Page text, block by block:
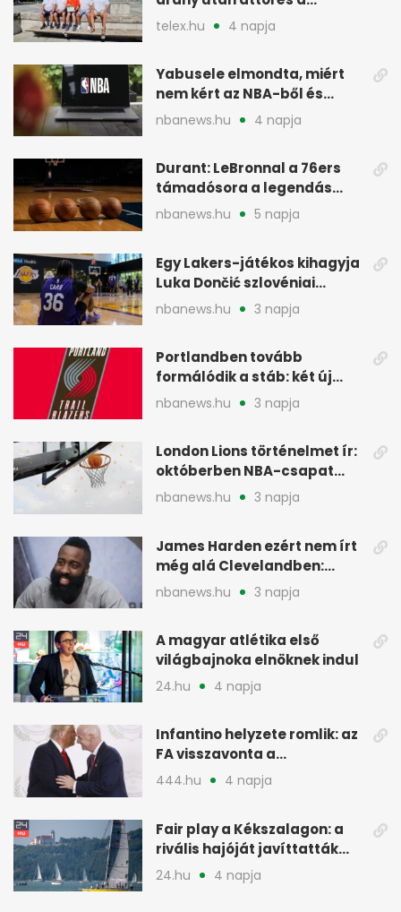
rákkutatásban
telex.hu 4 napja
Yabusele elmondta, miért
nem kért az NBA-ből és
miért jött Európába
nbanews.hu 4 napja
Durant: LeBronnal a 76ers
támadósora a legendás
Warriorsra emlékeztet
nbanews.hu 5 napja
Egy Lakers-játékos kihagyja
Luka Dončić szlovéniai
minicampjét
nbanews.hu 3 napja
Portlandben tovább
formálódik a stáb: két új
szakember a Blazersnél
nbanews.hu 3 napja
London Lions történelmet ír:
októberben NBA-csapat
ellen lép pályára
nbanews.hu 3 napja
James Harden ezért nem írt
még alá Clevelandben:
pénzügyi okok
nbanews.hu 3 napja
A magyar atlétika első
világbajnoka elnöknek indul
24.hu 4 napja
Infantino helyzete romlik: az
FA visszavonta a
támogatását, jöhet a
444.hu 4 napja
Fair play a Kékszalagon: a
rivális hajóját javíttatták
meg
24.hu 4 napja